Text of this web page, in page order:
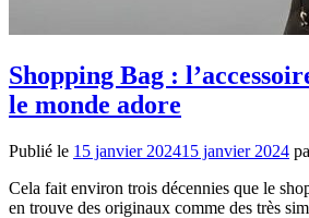
Shopping Bag :
le monde adore
Publié le 15 janvier 202415 janvier 2024
Cela fait environ trois décennies que le
en trouve des originaux comme des très